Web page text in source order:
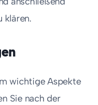
klären.
wichtige Aspekte
Sie nach der